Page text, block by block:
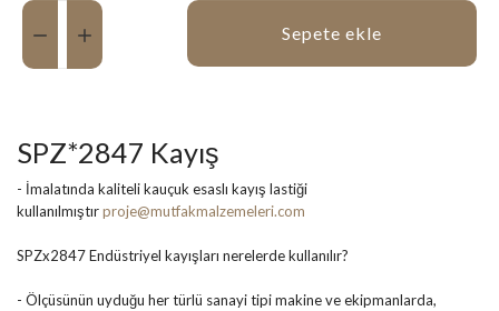
Miktar:
Sepete ekle
SPZ*2847 Kayış
- İmalatında kaliteli kauçuk esaslı kayış lastiği
kullanılmıştırproje@mutfakmalzemeleri.com
SPZx2847 Endüstriyel kayışları nerelerde kullanılır?
- Ölçüsünün uyduğu her türlü sanayi tipi makine ve ekipmanlarda,